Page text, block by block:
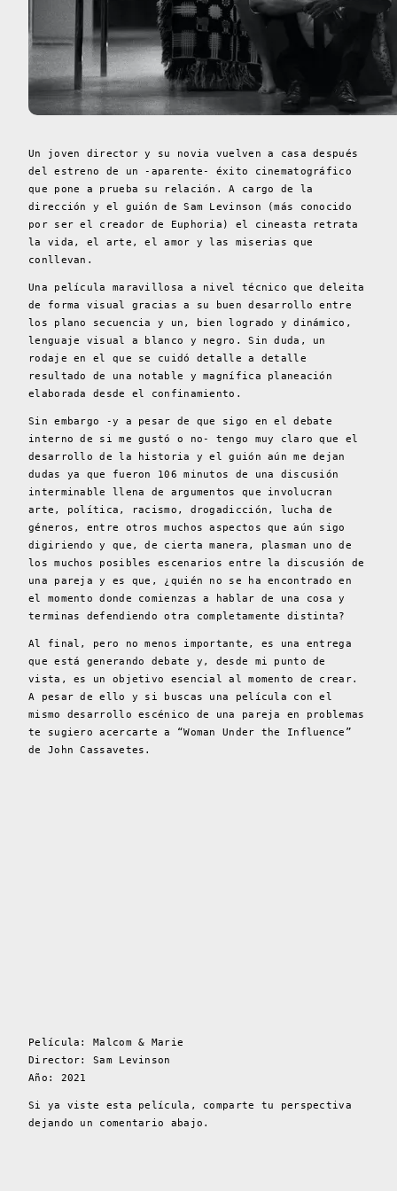
Un joven director y su novia vuelven a casa después
del estreno de un -aparente- éxito cinematográfico
que pone a prueba su relación. A cargo de la
dirección y el guión de Sam Levinson (más conocido
por ser el creador de Euphoria) el cineasta retrata
la vida, el arte, el amor y las miserias que
conllevan.
Una película maravillosa a nivel técnico que deleita
de forma visual gracias a su buen desarrollo entre
los plano secuencia y un, bien logrado y dinámico,
lenguaje visual a blanco y negro. Sin duda, un
rodaje en el que se cuidó detalle a detalle
resultado de una notable y magnífica planeación
elaborada desde el confinamiento.
Sin embargo -y a pesar de que sigo en el debate
interno de si me gustó o no- tengo muy claro que el
desarrollo de la historia y el guión aún me dejan
dudas ya que fueron 106 minutos de una discusión
interminable llena de argumentos que involucran
arte, política, racismo, drogadicción, lucha de
géneros, entre otros muchos aspectos que aún sigo
digiriendo y que, de cierta manera, plasman uno de
los muchos posibles escenarios entre la discusión de
una pareja y es que, ¿quién no se ha encontrado en
el momento donde comienzas a hablar de una cosa y
terminas defendiendo otra completamente distinta?
Al final, pero no menos importante, es una entrega
que está generando debate y, desde mi punto de
vista, es un objetivo esencial al momento de crear.
A pesar de ello y si buscas una película con el
mismo desarrollo escénico de una pareja en problemas
te sugiero acercarte a “Woman Under the Influence”
de John Cassavetes.
Película: Malcom & Marie
Director: Sam Levinson
Año: 2021
Si ya viste esta película, comparte tu perspectiva
dejando un comentario abajo.